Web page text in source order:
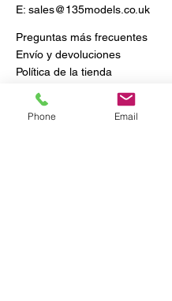
E: sales@135models.co.uk
Preguntas más frecuentes
Envío y devoluciones
Política de la tienda
Phone Email